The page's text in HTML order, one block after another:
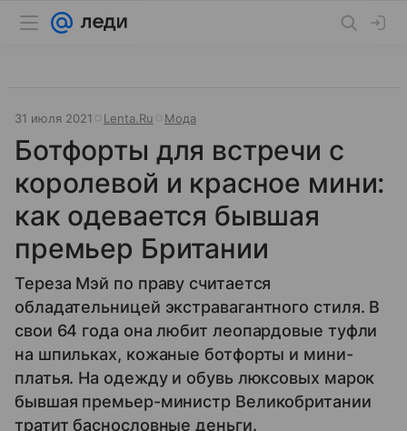
31 июля 2021 Lenta.Ru Мода
Ботфорты для встречи с
королевой и красное мини:
как одевается бывшая
премьер Британии
Тереза Мэй по праву считается
обладательницей экстравагантного стиля. В
свои 64 года она любит леопардовые туфли
на шпильках, кожаные ботфорты и мини-
платья. На одежду и обувь люксовых марок
бывшая премьер-министр Великобритании
тратит баснословные деньги.